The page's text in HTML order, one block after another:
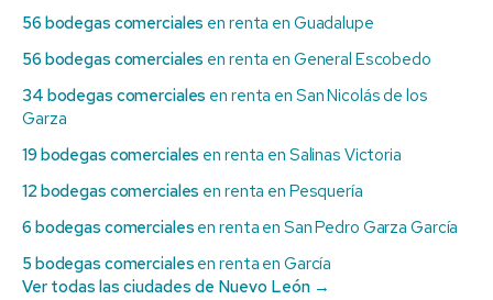
56 bodegas comerciales en renta en Guadalupe
56 bodegas comerciales en renta en General Escobedo
34 bodegas comerciales en renta en San Nicolás de los
Garza
19 bodegas comerciales en renta en Salinas Victoria
12 bodegas comerciales en renta en Pesquería
6 bodegas comerciales en renta en San Pedro Garza García
5 bodegas comerciales en renta en García
Ver todas las ciudades de Nuevo León →